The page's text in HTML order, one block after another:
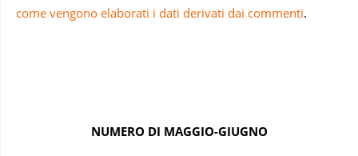
come vengono elaborati i dati derivati dai commenti.
NUMERO DI MAGGIO-GIUGNO